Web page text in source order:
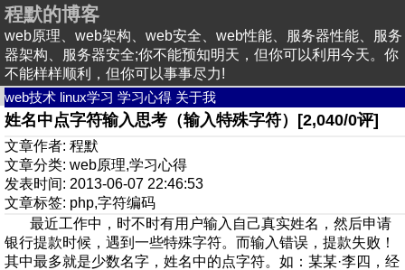
程默的博客
web原理、web架构、web安全、web性能、服务器性能、服务
器架构、服务器安全;你不能预知明天，但你可以利用今天。你
不能样样顺利，但你可以事事尽力!
web技术 linux学习 学习心得 关于我
姓名中点字符输入思考（输入特殊字符）[2,040/0评]
文章作者: 程默
文章分类: web原理,学习心得
发表时间: 2013-06-07 22:46:53
文章标签: php,字符编码
最近工作中，时不时有用户输入自己真实姓名，然后申请
银行提款时候，遇到一些特殊字符。而输入错误，提款失败！
其中最多就是少数名字，姓名中的点字符。如：某某·李四，经